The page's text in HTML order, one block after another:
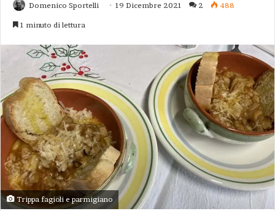
Domenico Sportelli 19 Dicembre 2021 2 488
1 minuto di lettura
Trippa fagioli e parmigiano